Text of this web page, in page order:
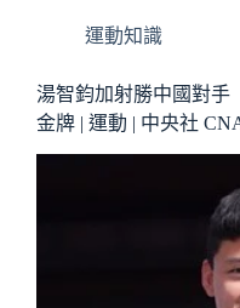
運動知識
湯智鈞加射勝中國對
金牌 | 運動 | 中央社